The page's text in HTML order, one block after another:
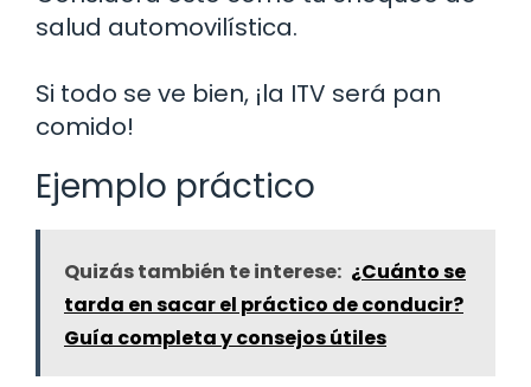
salud automovilística.
Si todo se ve bien, ¡la ITV será pan
comido!
Ejemplo práctico
Quizás también te interese: ¿Cuánto se
tarda en sacar el práctico de conducir?
Guía completa y consejos útiles